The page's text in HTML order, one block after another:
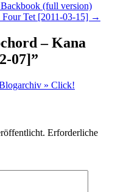
(full version)
Tet [2011-03-15] →
– Kana
07]”
» Click!
Erforderliche